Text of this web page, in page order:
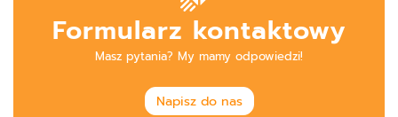
Formularz kontaktowy
Masz pytania? My mamy odpowiedzi!
Napisz do nas